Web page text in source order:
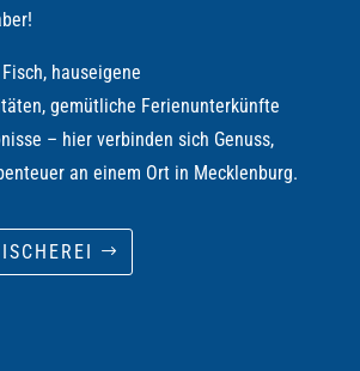
hauseigene
gemütliche Ferienunterkünfte
– hier verbinden sich Genuss,
an einem Ort in Mecklenburg.